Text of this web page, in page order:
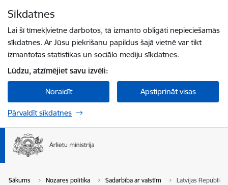
Sīkdatnes
Lai šī tīmekļvietne darbotos, tā izmanto obligāti nepieciešamās
sīkdatnes. Ar Jūsu piekrišanu papildus šajā vietnē var tikt
izmantotas statistikas un sociālo mediju sīkdatnes.
Lūdzu, atzīmējiet savu izvēli:
Noraidīt Apstiprināt visas
Pārvaldīt sīkdatnes
Sākums Nozares politika Sadarbība ar valstīm Latvijas